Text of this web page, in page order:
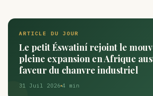
ARTICLE DU JOUR
Le petit Éswatiní rejoint le
pleine expansion en Afrique
faveur du chanvre industriel
31 Juil 2026 4 min